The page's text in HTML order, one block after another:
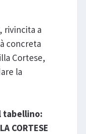
rivincita a
concreta
Cortese,
la
tabellino:
CORTESE